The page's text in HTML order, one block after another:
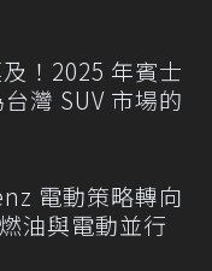
！2025 年賓士
灣 SUV 市場的
電動策略轉向
油與電動並行